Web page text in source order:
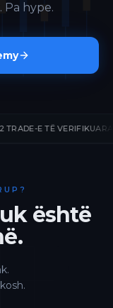
hype.
E TË VERIFIKUARA 📈
është